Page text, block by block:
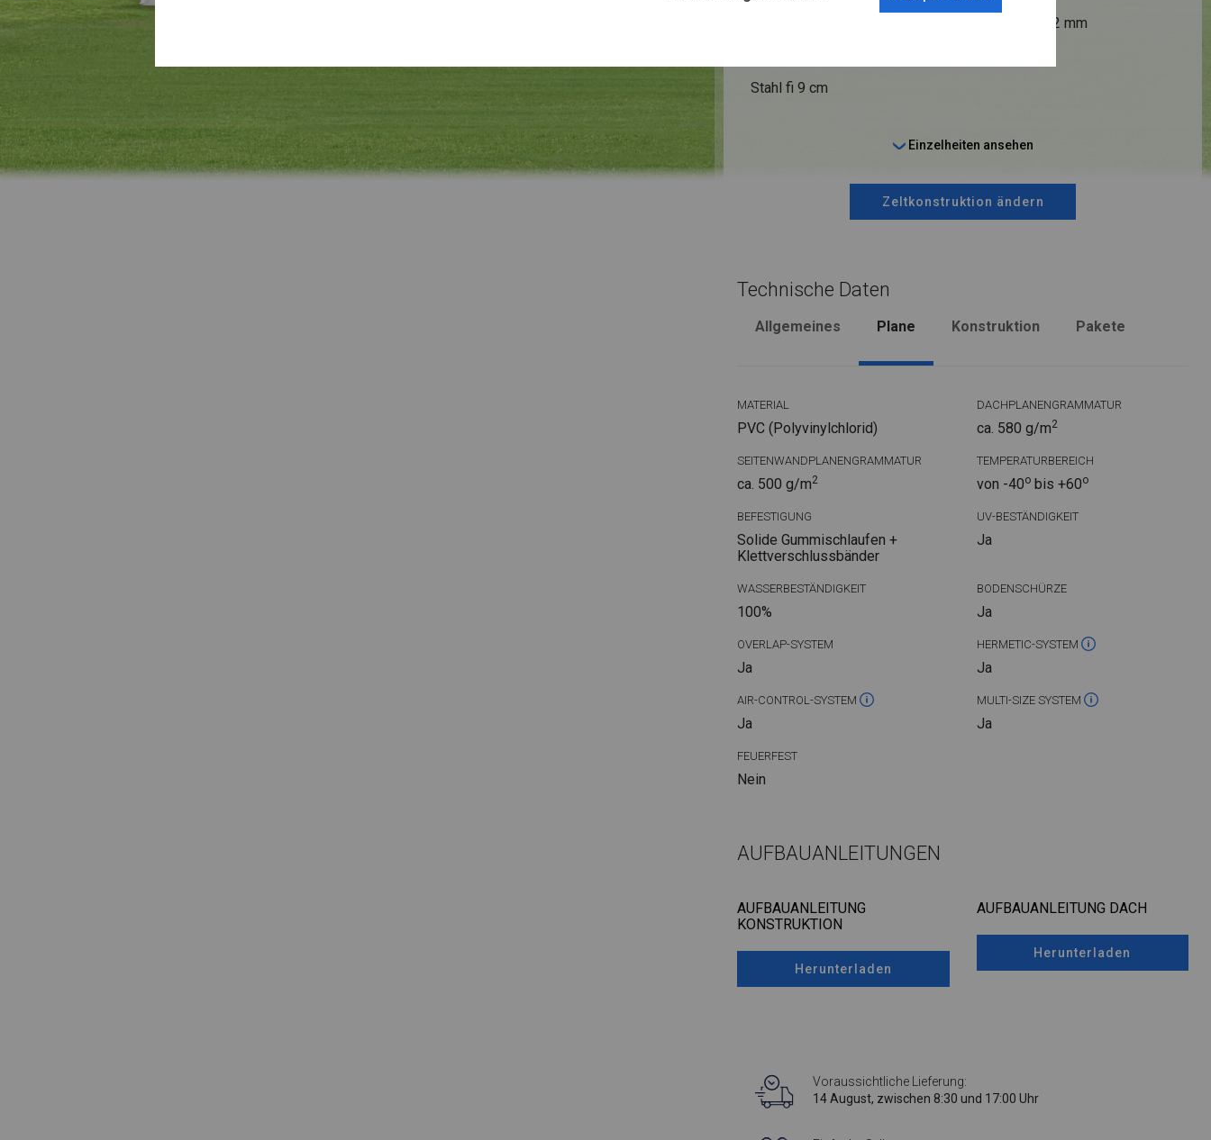
fi 42 mm
Stahl fi 9 cm
Einzelheiten ansehen
Zeltkonstruktion ändern
Technische Daten
Allgemeines Plane Konstruktion Pakete
MATERIAL
PVC (Polyvinylchlorid)
DACHPLANENGRAMMATUR
ca. 580 g/m2
SEITENWANDPLANENGRAMMATUR
ca. 500 g/m2
TEMPERATURBEREICH
von -40obis +60o
BEFESTIGUNG
Solide Gummischlaufen +
Klettverschlussbänder
UV-BESTÄNDIGKEIT
Ja
WASSERBESTÄNDIGKEIT
100%
BODENSCHÜRZE
Ja
OVERLAP-SYSTEM
Ja
HERMETIC-SYSTEM
Ja
AIR-CONTROL-SYSTEM
Ja
MULTI-SIZE SYSTEM
Ja
FEUERFEST
Nein
AUFBAUANLEITUNGEN
AUFBAUANLEITUNG
KONSTRUKTION
Herunterladen
AUFBAUANLEITUNG DACH
Herunterladen
Voraussichtliche Lieferung:
14 August, zwischen 8:30 und 17:00 Uhr